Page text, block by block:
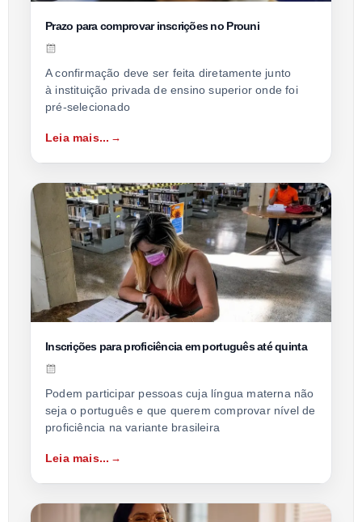
Prazo para comprovar inscrições no Prouni
A confirmação deve ser feita diretamente junto
à instituição privada de ensino superior onde foi
pré-selecionado
Leia mais...
Inscrições para proficiência em português até quinta
Podem participar pessoas cuja língua materna não
seja o português e que querem comprovar nível de
proficiência na variante brasileira
Leia mais...